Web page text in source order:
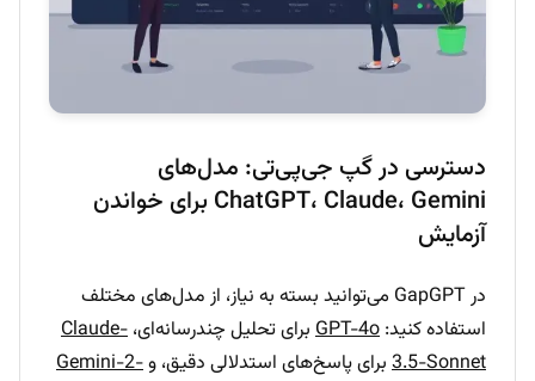
دسترسی در گپ جی‌پی‌تی: مدل‌های
ChatGPT، Claude، Gemini برای خواندن
آزمایش
در GapGPT می‌توانید بسته به نیاز، از مدل‌های مختلف
استفاده کنید: GPT-4o برای تحلیل چندرسانه‌ای، Claude-
3.5-Sonnet برای پاسخ‌های استدلالی دقیق، وGemini-2-